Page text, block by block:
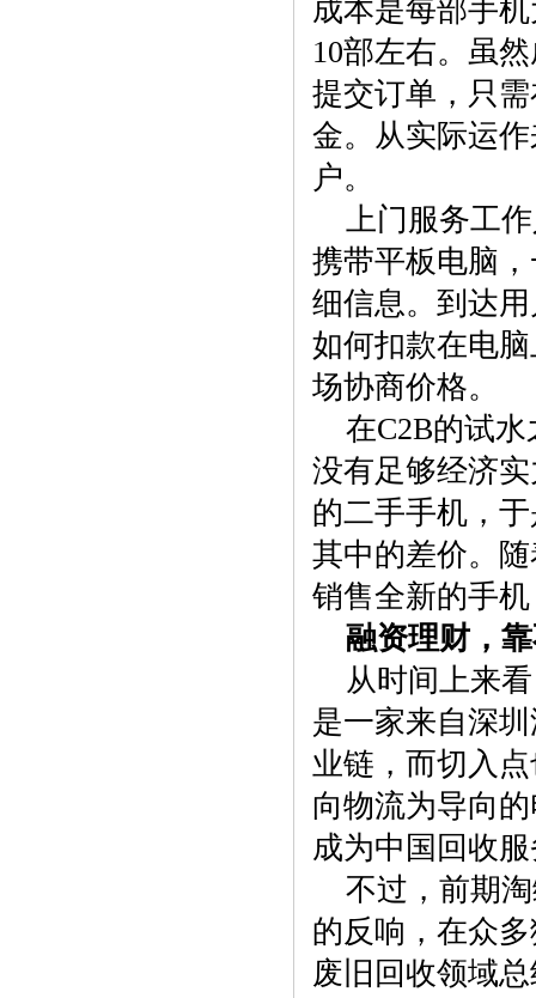
成本是每部手
10部左右。虽
提交订单，只
金。从实际运
户。
上门服务工
携带平板电脑
细信息。到达
如何扣款在电
场协商价格。
在C2B的试
没有足够经济
的二手手机，
其中的差价。
销售全新的手
融资理财，
从时间上来
是一家来自深
业链，而切入
向物流为导向
成为中国回收
不过，前期
的反响，在众
废旧回收领域